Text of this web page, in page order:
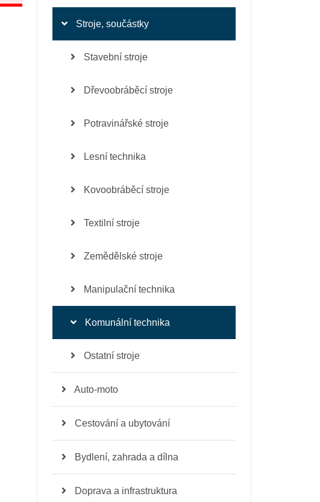
Stroje, součástky
Stavební stroje
Dřevoobráběcí stroje
Potravinářské stroje
Lesní technika
Kovoobráběcí stroje
Textilní stroje
Zemědělské stroje
Manipulační technika
Komunální technika
Ostatní stroje
Auto-moto
Cestování a ubytování
Bydlení, zahrada a dílna
Doprava a infrastruktura